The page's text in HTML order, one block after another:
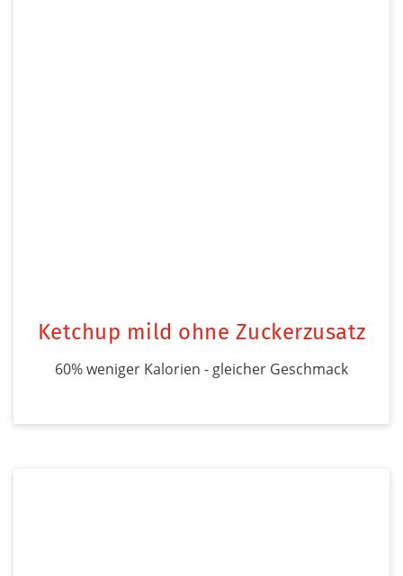
Ketchup mild ohne Zuckerzusatz
60% weniger Kalorien - gleicher Geschmack